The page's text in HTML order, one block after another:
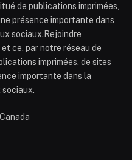
de publications imprimées,
présence importante dans
sociaux.Rejoindre
ce, par notre réseau de
imprimées, de sites
importante dans la
sociaux.